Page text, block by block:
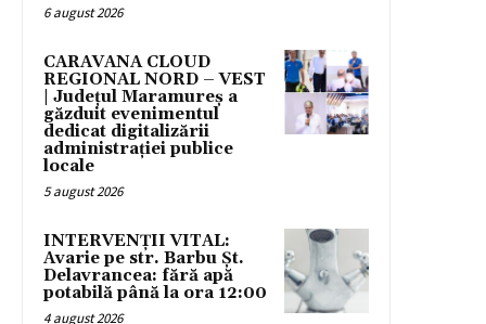
6 august 2026
CARAVANA CLOUD
REGIONAL NORD – VEST
| Județul Maramureș a
găzduit evenimentul
dedicat digitalizării
administrației publice
locale
5 august 2026
INTERVENȚII VITAL:
Avarie pe str. Barbu Șt.
Delavrancea: fără apă
potabilă până la ora 12:00
4 august 2026